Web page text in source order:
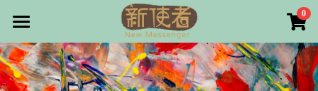
0
最新消息
關於我們
×
商品分類
所有商品分類